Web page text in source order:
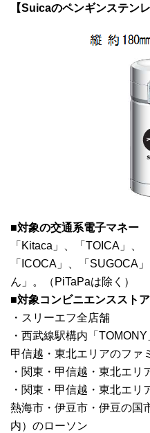
【Suicaのペンギンステン
■対象の交通系電子マネー
「Kitaca」、「TOICA」、
「ICOCA」、「SUGOCA
ん」。（PiTaPaは除く）
■対象コンビニエンスストア
・スリーエフ全店舗
・西武線駅構内「
甲信越・東北エリアのファ
・関東・甲信越・東北エリ
・関東・甲信越・東北エリ
熱海市・伊豆市・伊豆の国
内）のローソン